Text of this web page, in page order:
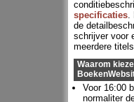
specificaties.
de
schrijver voor
meerdere
Waarom
Voor 16:00
normaliter